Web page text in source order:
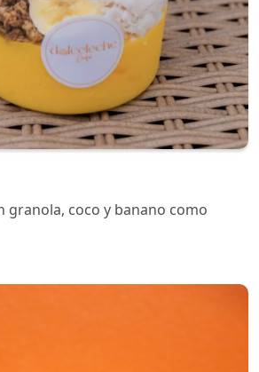
granola, coco y banano como